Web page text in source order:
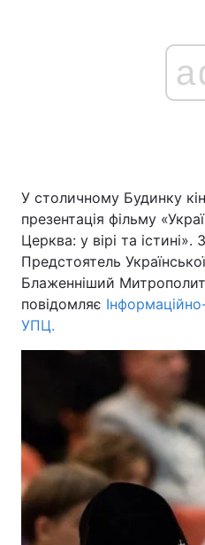
У столичному Будинку
презентація фільму
Церква: у вірі та істині».
Предстоятель
Блаженніший
повідомляє
УПЦ.